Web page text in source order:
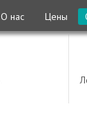
О нас Цены